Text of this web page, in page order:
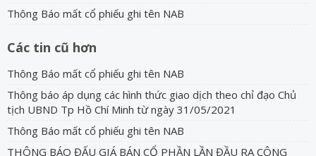
Thông Báo mất cổ phiếu ghi tên NAB
Các tin cũ hơn
Thông Báo mất cổ phiếu ghi tên NAB
Thông báo áp dụng các hình thức giao dịch theo chỉ đạo Chủ
tịch UBND Tp Hồ Chí Minh từ ngày 31/05/2021
Thông Báo mất cổ phiếu ghi tên NAB
THÔNG BÁO ĐẤU GIÁ BÁN CỔ PHẦN LẦN ĐẦU RA CÔNG